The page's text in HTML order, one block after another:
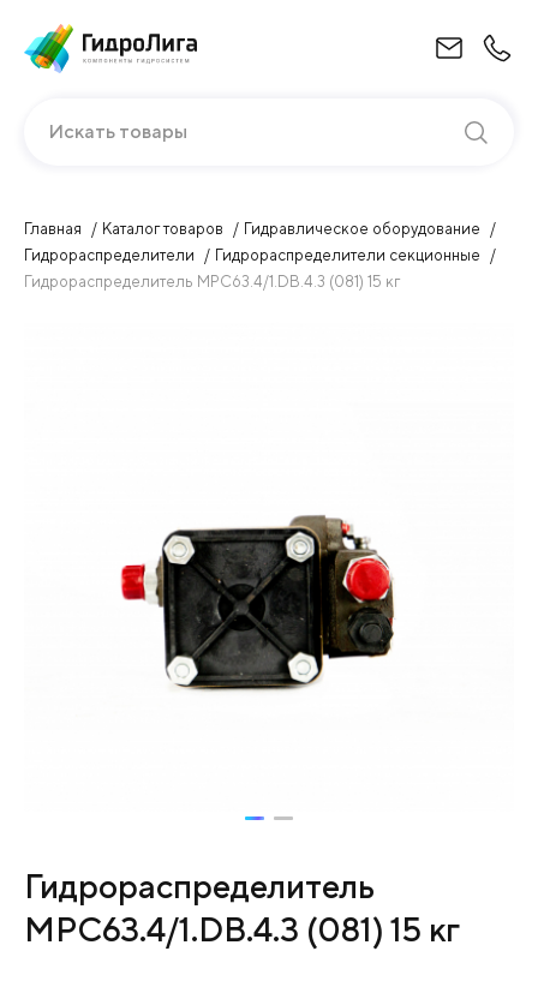
Искать товары
Главная Каталог товаров
Гидравлическое оборудование
Гидрораспределители
Гидрораспределители секционные
Гидрораспределитель МРС63.4/1.DB.4.3 (081) 15 кг
Гидрораспределитель
МРС63.4/1.DB.4.3 (081) 15 кг